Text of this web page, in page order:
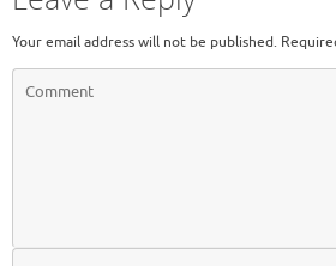
Your email address will not be published.